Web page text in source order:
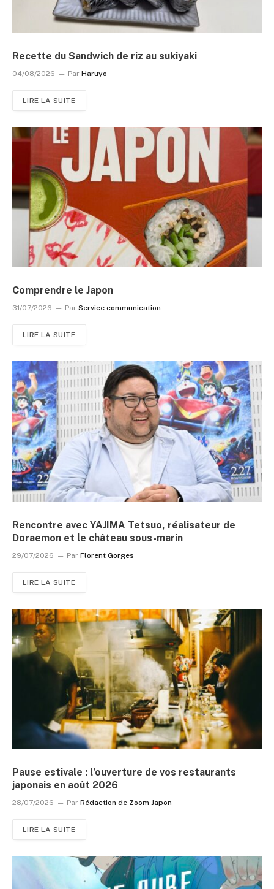
Recette du Sandwich de riz au sukiyaki
04/08/2026 Par Haruyo
LIRE LA SUITE
Comprendre le Japon
31/07/2026 Par Service communication
LIRE LA SUITE
Rencontre avec YAJIMA Tetsuo, réalisateur de
Doraemon et le château sous-marin
29/07/2026 Par Florent Gorges
LIRE LA SUITE
Pause estivale : l’ouverture de vos restaurants
japonais en août 2026
28/07/2026 Par Rédaction de Zoom Japon
LIRE LA SUITE